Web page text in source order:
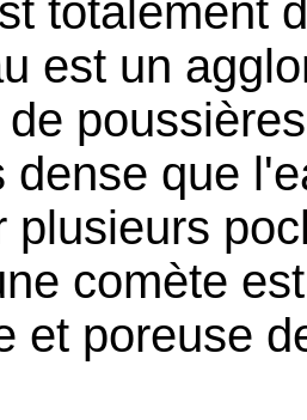
totalement
est un
dense que
plusieurs
comète
et poreuse